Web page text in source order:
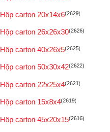
Hộp carton 20x14x6(2629)
Hộp carton 26x26x30(2626)
Hộp carton 40x26x5(2625)
Hộp carton 50x30x42(2622)
Hộp carton 22x25x4(2621)
Hộp carton 15x8x4(2619)
Hộp carton 45x20x15(2616)